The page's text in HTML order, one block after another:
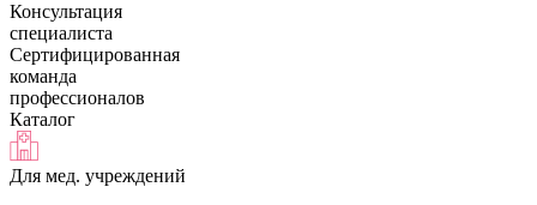
Консультация
специалиста
Сертифицированная
команда
профессионалов
Каталог
Для мед. учреждений